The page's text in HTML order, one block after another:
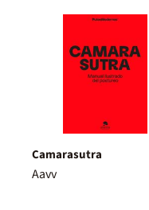
Camarasutra
Aavv